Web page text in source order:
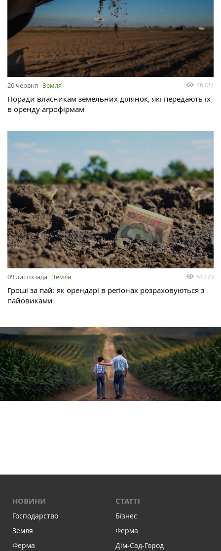
20 червня Земля 46722
Поради власникам земельних ділянок, які передають їх
в оренду агрофірмам
09 листопада Земля 51779
Гроші за пай: як орендарі в регіонах розраховуються з
пайовиками
НОВИНИ
Господарство
Земля
Ферма
СТАТТІ
Бізнес
Ферма
Дім-Сад-Город